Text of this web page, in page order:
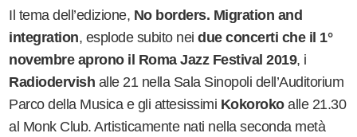
Il tema dell ’edizione, No borders. Migration and
integration, esplode subito neidue concerti che il 1°
novembre aprono il Roma Jazz Festival 2019, i
Radiodervish alle 21 nella Sala Sinopoli dell ’Auditorium
Parco della Musica e gli attesissimi Kokorokoalle 21.30
al Monk Club. Artisticamente nati nella seconda metà